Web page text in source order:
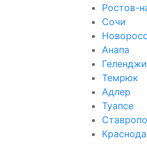
Ростов-
Сочи
Анапа
Темрюк
Адлер
Туапсе